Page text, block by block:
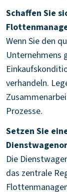
Schaffen Sie
Wenn Sie den
Unternehmens
verhandeln.
Prozesse.
Setzen Sie
Die
das zentrale